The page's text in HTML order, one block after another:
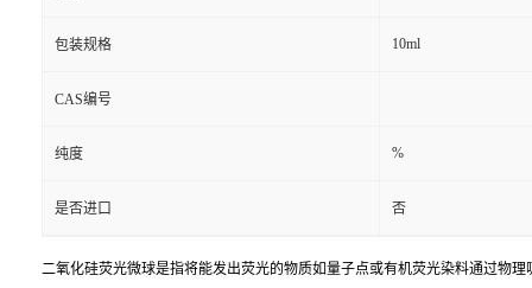
包装规格 10ml
CAS编号
纯度 %
是否进口 否
二氧化硅荧光微球是指将能发出荧光的物质如量子点或有机荧光染料通过物